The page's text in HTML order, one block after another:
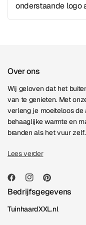
onderstaande logo
Over ons
Wij geloven dat het
van te genieten. Met
verleng je moeiteloos
behaaglijke warmte en
branden als het vuur zelf.
Lees verder
Bedrijfsgegevens
TuinhaardXXL.nl